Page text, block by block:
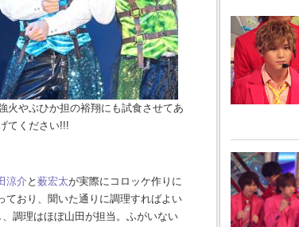
火やぶひか担の裕翔にも試食させてあ
てください!!!
涼介 と 薮宏太が実際にコロッケ作りに
ており、聞いた通りに調理すればよい
調理はほぼ山田が担当。ふがいない